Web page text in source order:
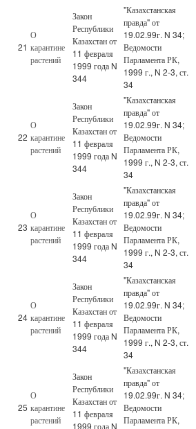
21
О
карантине
растений
Закон
Республики
Казахстан от
11 февраля
1999 года N
344
"Казахстанская
правда" от
19.02.99г. N 34;
Ведомости
Парламента РК,
1999 г., N 2-3, ст.
34
22
О
карантине
растений
Закон
Республики
Казахстан от
11 февраля
1999 года N
344
"Казахстанская
правда" от
19.02.99г. N 34;
Ведомости
Парламента РК,
1999 г., N 2-3, ст.
34
23
О
карантине
растений
Закон
Республики
Казахстан от
11 февраля
1999 года N
344
"Казахстанская
правда" от
19.02.99г. N 34;
Ведомости
Парламента РК,
1999 г., N 2-3, ст.
34
24
О
карантине
растений
Закон
Республики
Казахстан от
11 февраля
1999 года N
344
"Казахстанская
правда" от
19.02.99г. N 34;
Ведомости
Парламента РК,
1999 г., N 2-3, ст.
34
25
О
карантине
растений
Закон
Республики
Казахстан от
11 февраля
1999 года N
"Казахстанская
правда" от
19.02.99г. N 34;
Ведомости
Парламента РК,